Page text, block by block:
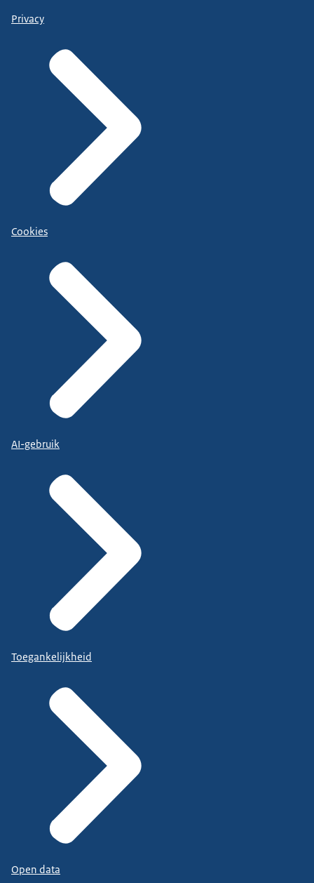
Privacy
Cookies
AI-gebruik
Toegankelijkheid
Open data